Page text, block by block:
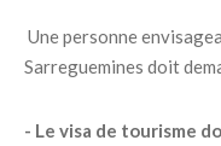
Une personne
Sarreguemines doit
- Le visa de tourisme